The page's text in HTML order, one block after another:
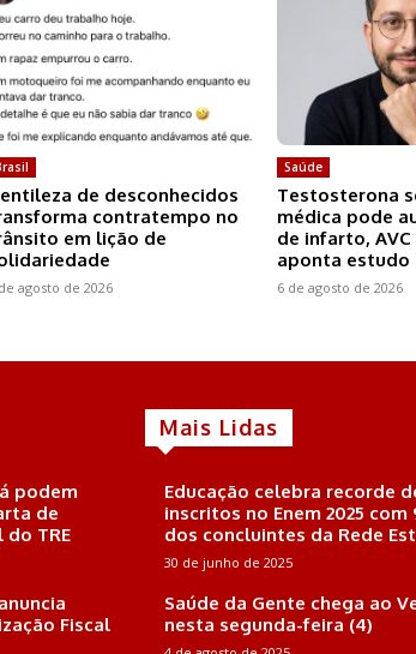
de desconhecidos
contratempo no
em lição de
agosto de 2026
Saúde
Testosterona
médica pode
de infarto,
aponta estudo
6 de agosto de 2026
podem
de
TRE
Fiscal
Mais Lidas
Educação celebra recorde
inscritos no Enem 2025 com
dos concluintes da Rede
30 de junho de 2025
Saúde da Gente chega ao
nesta segunda-feira (4)